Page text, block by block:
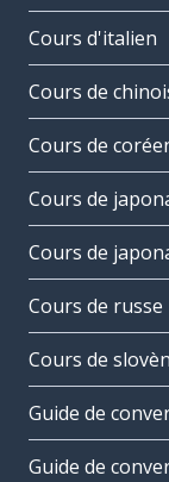
Cours d'italien
Cours de
Cours de
Cours de
Cours de
Cours de russe
Cours de
Guide de
Guide de